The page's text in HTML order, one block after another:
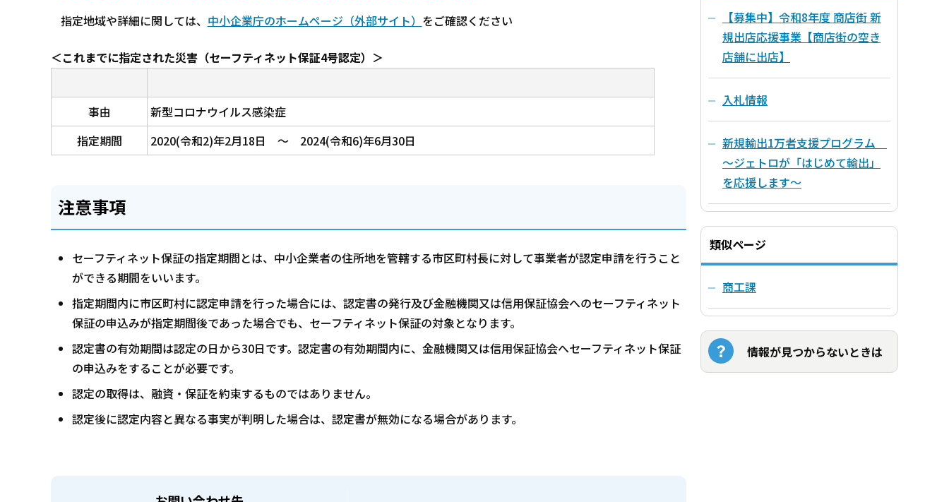
指定地域や詳細に関しては、 中小企業庁のホームページ（外部サイト） をご確認ください
＜これまでに指定された災害（セーフティネット保証4号認定）＞
事由
新型コロナウイルス感染症
指定期間
2020(令和2)年2月18日 ～ 2024(令和6)年6月30日
注意事項
セーフティネット保証の指定期間とは、中小企業者の住所地を管轄する市区町村長に対して事業者が認定申請を行うこと
ができる期間をいいます。
指定期間内に市区町村に認定申請を行った場合には、認定書の発行及び金融機関又は信用保証協会へのセーフティネット
保証の申込みが指定期間後であった場合でも、セーフティネット保証の対象となります。
認定書の有効期間は認定の日から30日です。認定書の有効期間内に、金融機関又は信用保証協会へセーフティネット保証
の申込みをすることが必要です。
認定の取得は、融資・保証を約束するものではありません。
認定後に認定内容と異なる事実が判明した場合は、認定書が無効になる場合があります。
【募集中】令和8年度 商店街 新
規出店応援事業【商店街の空き
店舗に出店】
入札情報
新規輸出1万者支援プログラム
～ジェトロが「はじめて輸出」
を応援します～
類似ページ
商工課
情報が見つからないときは